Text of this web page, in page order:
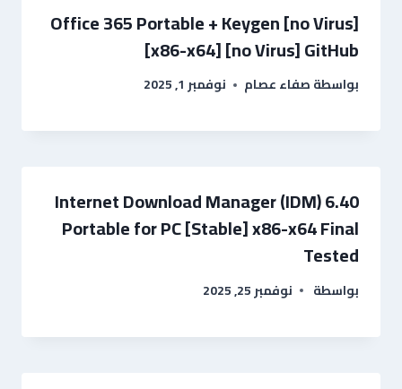
Office 365 Portable + Keygen [no Virus]
[x86-x64] [no Virus] GitHub
بواسطةصفاء عصام نوفمبر 1, 2025
Internet Download Manager (IDM) 6.40
Portable for PC [Stable] x86-x64 Final
Tested
بواسطة نوفمبر 25, 2025